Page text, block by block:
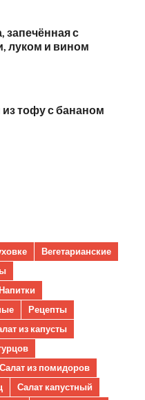
запечённая с
луком и вином
тофу с бананом
Вегетарианские
Рецепты
из капусты
Салат из помидоров
Салат капустный